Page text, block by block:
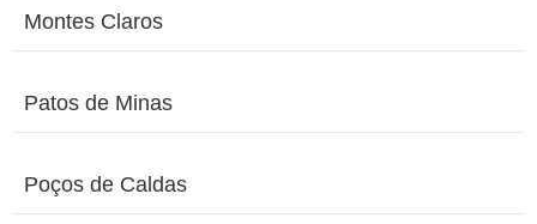
Montes Claros
Patos de Minas
Poços de Caldas